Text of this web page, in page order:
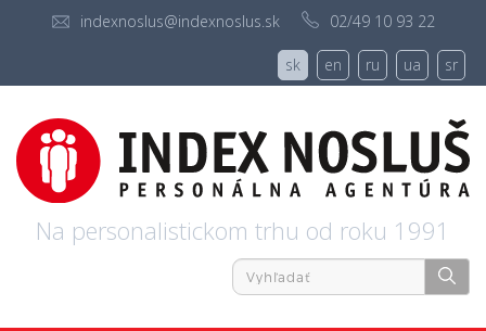
indexnoslus@indexnoslus.sk 02/49 10 93 22
sk en ru ua sr
Na personalistickom trhu od roku 1991